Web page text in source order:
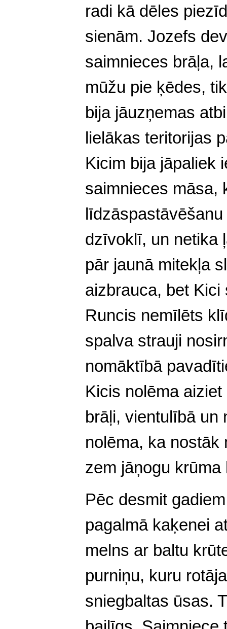
radi kā dēles
sienām. Jozefs
saimnieces brāļa,
mūžu pie ķēdes,
bija jāuzņemas
lielākas teritorijas
Kicim bija jāpaliek
saimnieces māsa,
dzīvoklī, un netika
pār jaunā mitekļa
aizbrauca, bet Kici
Runcis nemīlēts
spalva strauji
nomāktībā
Kicis nolēma
brāļi, vientulībā un
nolēma, ka nostāk
zem jāņogu
Pēc desmit
pagalmā kaķenei
melns ar baltu
purniņu, kuru
sniegbaltas ūsas.